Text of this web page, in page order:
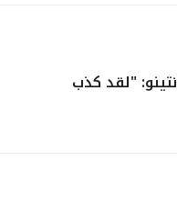
"لقد كذب